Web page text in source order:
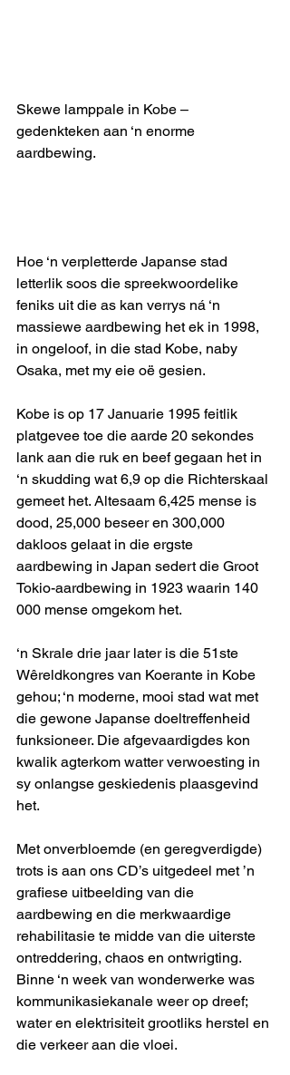
Skewe lamppale in Kobe –
gedenkteken aan ‘n enorme
aardbewing.
Hoe ‘n verpletterde Japanse stad
letterlik soos die spreekwoordelike
feniks uit die as kan verrys ná ‘n
massiewe aardbewing het ek in 1998,
in ongeloof, in die stad Kobe, naby
Osaka, met my eie oë gesien.
Kobe is op 17 Januarie 1995 feitlik
platgevee toe die aarde 20 sekondes
lank aan die ruk en beef gegaan het in
‘n skudding wat 6,9 op die Richterskaal
gemeet het. Altesaam 6,425 mense is
dood, 25,000 beseer en 300,000
dakloos gelaat in die ergste
aardbewing in Japan sedert die Groot
Tokio-aardbewing in 1923 waarin 140
000 mense omgekom het.
‘n Skrale drie jaar later is die 51ste
Wêreldkongres van Koerante in Kobe
gehou; ‘n moderne, mooi stad wat met
die gewone Japanse doeltreffenheid
funksioneer. Die afgevaardigdes kon
kwalik agterkom watter verwoesting in
sy onlangse geskiedenis plaasgevind
het.
Met onverbloemde (en geregverdigde)
trots is aan ons CD’s uitgedeel met ’n
grafiese uitbeelding van die
aardbewing en die merkwaardige
rehabilitasie te midde van die uiterste
ontreddering, chaos en ontwrigting.
Binne ‘n week van wonderwerke was
kommunikasiekanale weer op dreef;
water en elektrisiteit grootliks herstel en
die verkeer aan die vloei.